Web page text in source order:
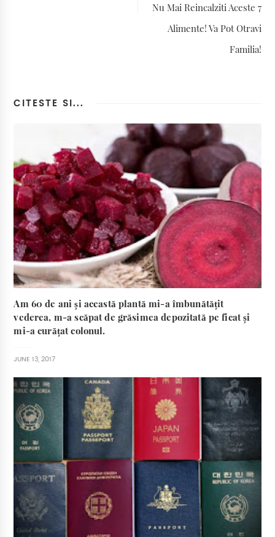
Nu Mai Reincalziti Aceste 7
Alimente! Va Pot Otravi
Familia!
CITESTE SI...
Am 60 de ani și această plantă mi-a îmbunătățit
vederea, m-a scăpat de grăsimea depozitată pe ficat și
mi-a curățat colonul.
JUNE 13, 2017